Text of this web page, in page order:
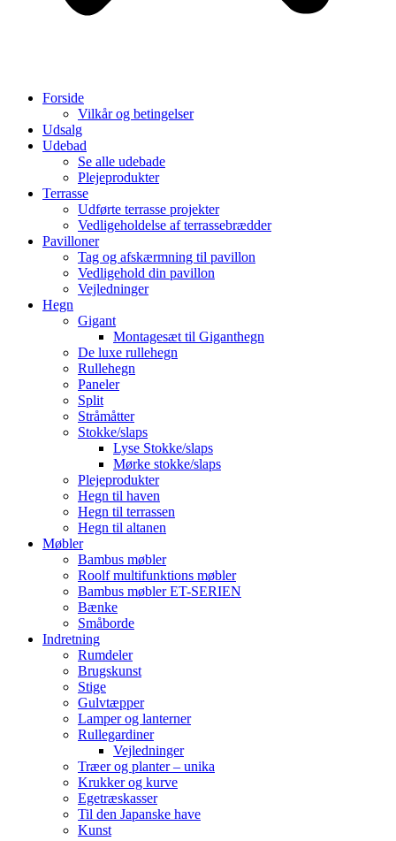
Forside
Vilkår og betingelser
Udsalg
Udebad
Se alle udebade
Plejeprodukter
Terrasse
Udførte terrasse projekter
Vedligeholdelse af terrassebrædder
Pavilloner
Tag og afskærmning til pavillon
Vedligehold din pavillon
Vejledninger
Hegn
Gigant
Montagesæt til Giganthegn
De luxe rullehegn
Rullehegn
Paneler
Split
Stråmåtter
Stokke/slaps
Lyse Stokke/slaps
Mørke stokke/slaps
Plejeprodukter
Hegn til haven
Hegn til terrassen
Hegn til altanen
Møbler
Bambus møbler
Roolf multifunktions møbler
Bambus møbler ET-SERIEN
Bænke
Småborde
Indretning
Rumdeler
Brugskunst
Stige
Gulvtæpper
Lamper og lanterner
Rullegardiner
Vejledninger
Træer og planter – unika
Krukker og kurve
Egetræskasser
Til den Japanske have
Kunst